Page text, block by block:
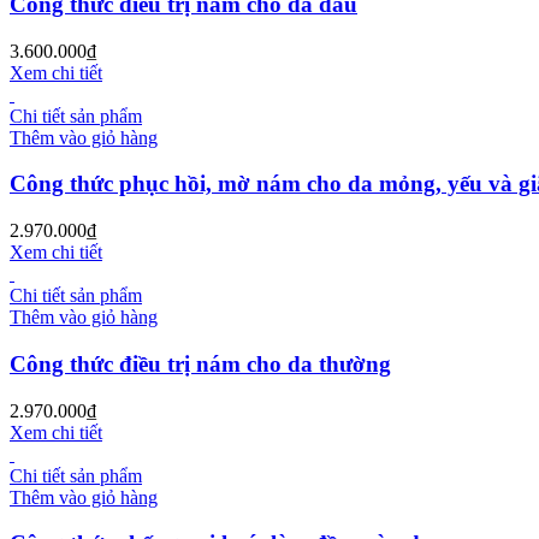
3.600.000₫
Xem chi tiết
Chi tiết sản phẩm
Thêm vào giỏ hàng
Công thức phục hồi, mờ nám cho da mỏng, yếu và
2.970.000₫
Xem chi tiết
Chi tiết sản phẩm
Thêm vào giỏ hàng
Công thức điều trị nám cho da thường
2.970.000₫
Xem chi tiết
Chi tiết sản phẩm
Thêm vào giỏ hàng